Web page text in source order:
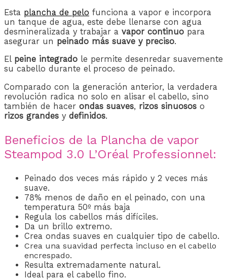
Esta plancha de pelo funciona a vapor e incorpora
un tanque de agua, este debe llenarse con agua
desmineralizada y trabajar a vapor continuo para
asegurar un peinado más suave y preciso.
El peine integrado le permite desenredar suavemente
su cabello durante el proceso de peinado.
Comparado con la generación anterior, la verdadera
revolución radica no solo en alisar el cabello, sino
también de hacer ondas suaves, rizos sinuosos o
rizos grandes y definidos.
Beneficios de la Plancha de vapor
Steampod 3.0 L’Oréal Professionnel:
Peinado dos veces más rápido y 2 veces más
suave.
78% menos de daño en el peinado, con una
temperatura 50º más baja
Regula los cabellos más difíciles.
Da un brillo extremo.
Crea ondas suaves en cualquier tipo de cabello.
Crea una suavidad perfecta incluso en el cabello
encrespado.
Resulta extremadamente natural.
Ideal para el cabello fino.